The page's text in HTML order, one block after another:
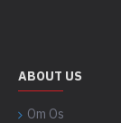
ABOUT US
Om Os